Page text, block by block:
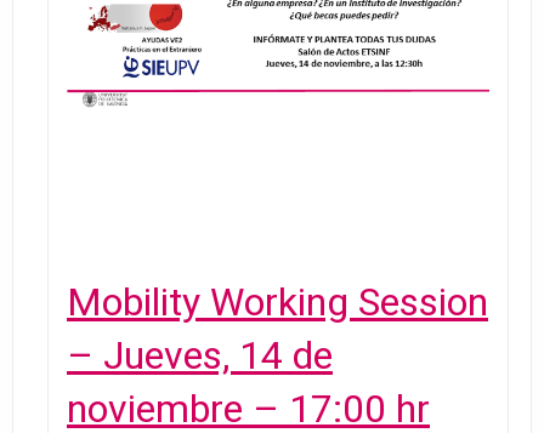
Mobility Working Session
– Jueves, 14 de
noviembre – 17:00 hr